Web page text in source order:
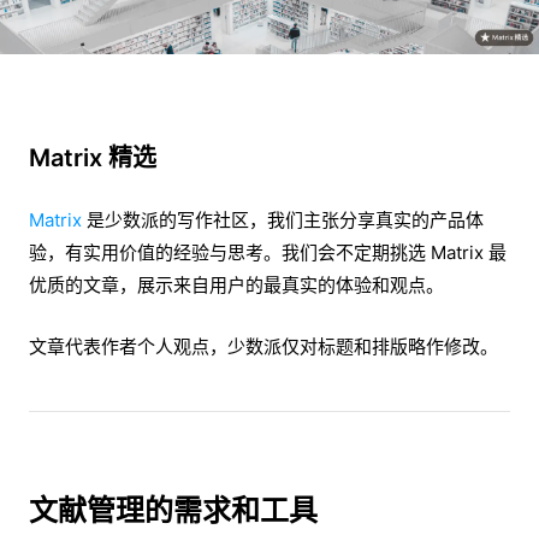
Matrix 精选
Matrix 是少数派的写作社区，我们主张分享真实的产品体
验，有实用价值的经验与思考。我们会不定期挑选 Matrix 最
优质的文章，展示来自用户的最真实的体验和观点。
文章代表作者个人观点，少数派仅对标题和排版略作修改。
文献管理的需求和工具